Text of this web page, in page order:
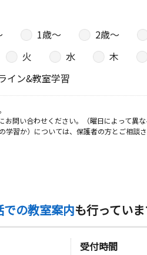
1歳〜 2歳〜
火 水 木
イン&教室学習
問い合わせください。（曜日によって異
習か）については、保護者の方とご相談さ
での教室案内も行ってい
受付時間